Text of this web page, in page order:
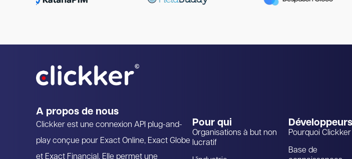
A propos de nous
Clickker est une connexion API plug-and-
play conçue pour Exact Online, Exact Globe
et Exact Financial. Elle permet une
Pour qui
Organisations à but non
lucratif
Développeurs
Pourquoi Clickker
Base de